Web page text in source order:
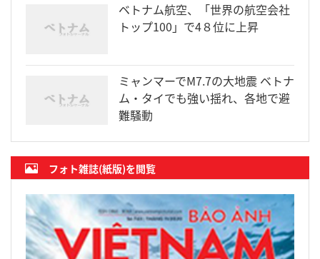
ベトナム航空、「世界の航空会社
トップ100」で4８位に上昇
ミャンマーでM7.7の大地震 ベトナ
ム・タイでも強い揺れ、各地で避
難騒動
フォト雑誌(紙版)を閲覧